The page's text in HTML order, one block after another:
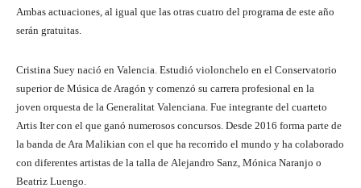
Ambas actuaciones, al igual que las otras cuatro del programa de este año
serán gratuitas.
Cristina Suey nació en Valencia. Estudió violonchelo en el Conservatorio
superior de Música de Aragón y comenzó su carrera profesional en la
joven orquesta de la Generalitat Valenciana. Fue integrante del cuarteto
Artis Iter con el que ganó numerosos concursos. Desde 2016 forma parte de
la banda de Ara Malikian con el que ha recorrido el mundo y ha colaborado
con diferentes artistas de la talla de Alejandro Sanz, Mónica Naranjo o
Beatriz Luengo.